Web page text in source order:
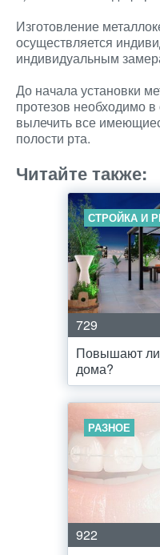
Изготовление
осуществляется
индивидуальным
До начала установки
протезов необходимо
вылечить все
полости рта.
Читайте также:
СТРОЙКА И
729
Повышают ли
дома?
РАЗНОЕ
922